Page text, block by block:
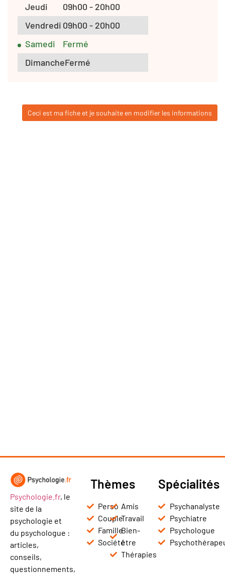
Jeudi
09h00 - 20h00
Vendredi 09h00 - 20h00
Samedi
Fermé
DimancheFermé
Ceci est ma fiche et je souhaite en modifier les informations
Psychologie.fr, le
site de la
psychologie et
du psychologue :
articles,
conseils,
questionnements,
Thèmes
Perso
Couple
Famille
Société
Amis
Travail
Bien-
être
Thérapies
Spécialités
Psychanalyste
Psychiatre
Psychologue